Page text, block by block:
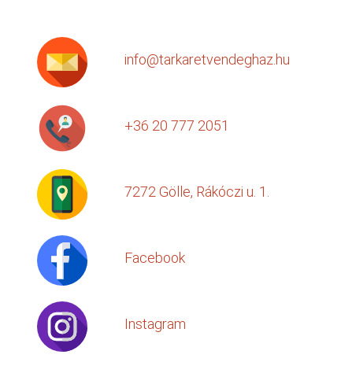
info@tarkaretvendeghaz.hu
+36 20 777 2051
7272 Gölle, Rákóczi u. 1.
Facebook
Instagram